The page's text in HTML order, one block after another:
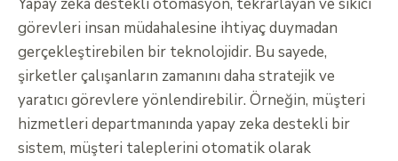
Yapay zeka destekli otomasyon, tekrarlayan ve sıkıcı
görevleri insan müdahalesine ihtiyaç duymadan
gerçekleştirebilen bir teknolojidir. Bu sayede,
şirketler çalışanların zamanını daha stratejik ve
yaratıcı görevlere yönlendirebilir. Örneğin, müşteri
hizmetleri departmanında yapay zeka destekli bir
sistem, müşteri taleplerini otomatik olarak